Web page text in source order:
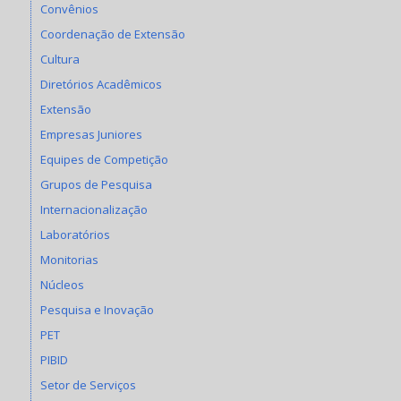
Convênios
Coordenação de Extensão
Cultura
Diretórios Acadêmicos
Extensão
Empresas Juniores
Equipes de Competição
Grupos de Pesquisa
Internacionalização
Laboratórios
Monitorias
Núcleos
Pesquisa e Inovação
PET
PIBID
Setor de Serviços